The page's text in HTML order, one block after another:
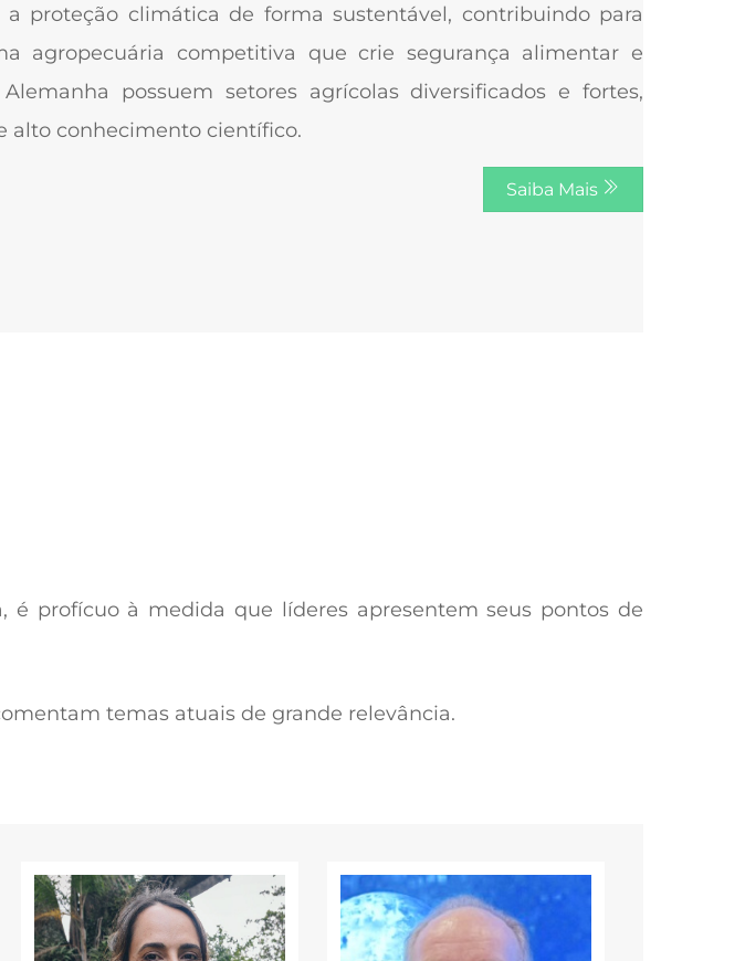
proteção climática de forma sustentável, contribuindo para
agropecuária competitiva que crie segurança alimentar e
possuem setores agrícolas diversificados e fortes,
alto conhecimento científico.
Saiba Mais
é profícuo à medida que líderes apresentem seus pontos de
temas atuais de grande relevância.